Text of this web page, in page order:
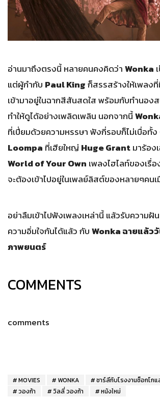
อ่านมาถึงตรงนี้ หลายคนคงคิดว่าWonka
แต่ผู้กำกับ Paul Kingก็สรรสร้างให้เพลง
เข้ามาอยู่ในฉากสีสันสดใส พร้อมกับทำนอง
ทำให้ดูได้อย่างเพลิดเพลิน นอกจากนี้
ที่เปี่ยมด้วยความหรรษา ฟังกี่รอบก็ไม่เบื่อทั้ง
Loompa ที่เฮียใหญ่ Huge Grantมาร้อง
World of Your Own เพลงไฮไลท์ของเรื่
จะต้องเข้าไปอยู่ในเพลย์ลิสต์ของหลายๆคน
อย่าลืมเข้าไปฟังเพลงเหล่านี้ แล้วรับความฝั
ความอิ่มใจกันได้แล้ว กับWonka ฉายแล้ววั
ภาพยนตร์
COMMENTS
comments
MOVIES WONKA ชาร์ลีกับโรงงานช็อกโก
วองก้า
วิลลี่ วองก้า
หนังใหม่